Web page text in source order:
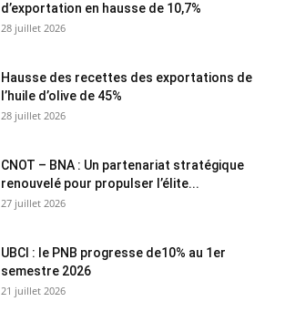
d’exportation en hausse de 10,7%
28 juillet 2026
Hausse des recettes des exportations de
l’huile d’olive de 45%
28 juillet 2026
CNOT – BNA : Un partenariat stratégique
renouvelé pour propulser l’élite...
27 juillet 2026
UBCI : le PNB progresse de10% au 1er
semestre 2026
21 juillet 2026